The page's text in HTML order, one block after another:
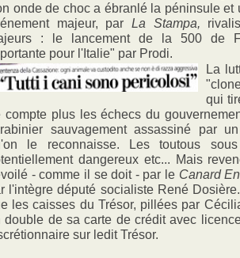
onde de choc a ébranlé la péninsule et
majeur, par La Stampa,
: le lancement de la 500 de
pour l'Italie" par Prodi.
La
qui
compte plus les échecs du
sauvagement assassiné par
le reconnaisse. Les toutous
dangereux etc... Mais
- comme il se doit - par le Canard
l'intègre député socialiste René
les caisses du Trésor, pillées par
double de sa carte de crédit avec
sur ledit Trésor.